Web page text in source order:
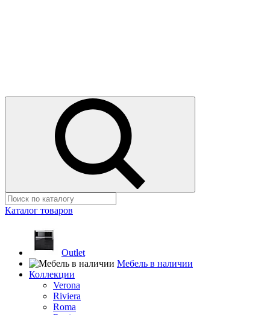
Каталог товаров
Outlet
Мебель в наличии
Коллекции
Verona
Riviera
Roma